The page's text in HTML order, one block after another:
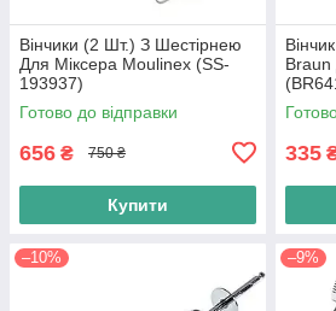
Вінчики (2 Шт.) З Шестірнею
Для Міксера Moulinex (SS-
193937)
Готово до відправки
656 ₴ 750 ₴
Купити
Braun
100%
335
–10% –9%